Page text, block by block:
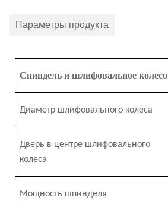
Параметры продукта
Спиндель и шлифовальное колесо
Диаметр шлифовального колеса
Дверь в центре шлифовального
колеса
Мощность шпинделя